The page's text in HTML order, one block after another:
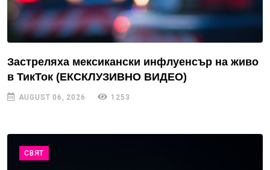
Застреляха мексикански инфлуенсър на живо
в ТикТок (ЕКСКЛУЗИВНО ВИДЕО)
AUGUST 06, 2026 1253
СВЯТ